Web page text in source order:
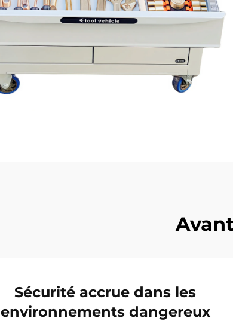
Sécurité accrue dans les
environnements dangereux